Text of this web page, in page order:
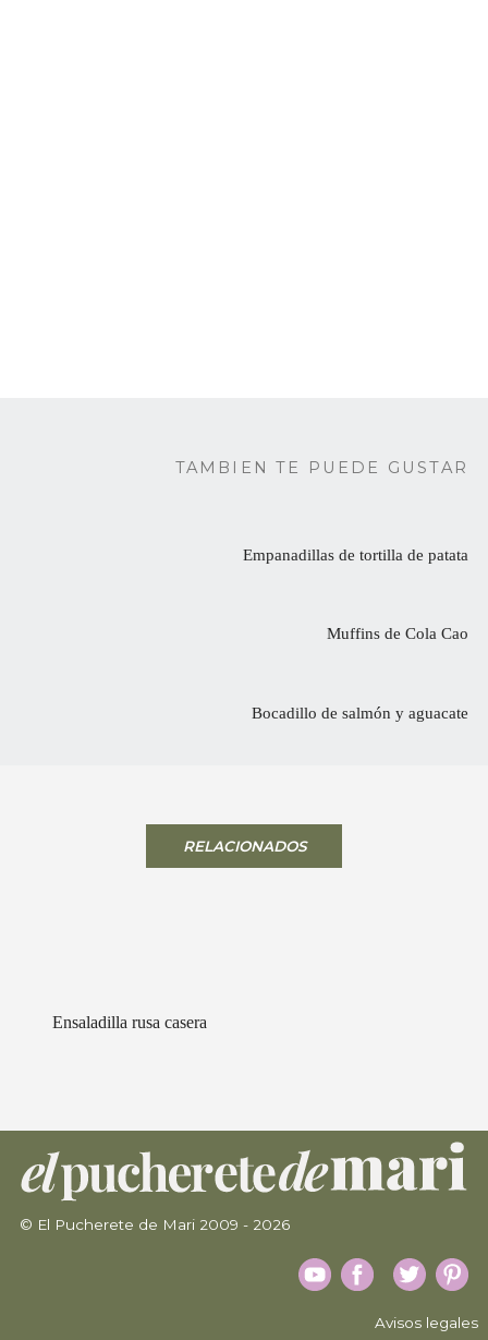
TAMBIEN TE PUEDE GUSTAR
Empanadillas de tortilla de patata
Muffins de Cola Cao
Bocadillo de salmón y aguacate
RELACIONADOS
Ensaladilla rusa casera
© El Pucherete de Mari 2009 - 2026
Avisos legales